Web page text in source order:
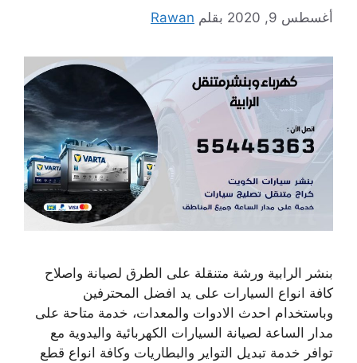
أغسطس 9, 2020 بقلم Rawan
بنشر الرابية ورشة متنقلة على الطرق لصيانة واصلاح
كافة انواع السيارات على يد افضل المحترفين
وباستخدام احدث الادوات والمعدات، خدمة متاحة على
مدار الساعة لصيانة السيارات الكهربائية واليدوية مع
توافر خدمة تبديل التواير والبطاريات وكافة انواع قطع